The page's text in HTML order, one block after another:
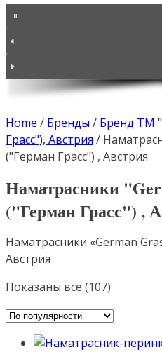
Home / Бренды / Бренд ТМ
Грасс"), Австрия /
("Герман Грасс") , Австрия
Наматрасники
("Герман Грасс") ,
Наматрасники «German
Австрия
Показаны все (107)